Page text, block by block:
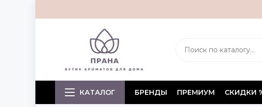
КАТАЛОГ БРЕНДЫ ПРЕМИУМ СКИДКИ